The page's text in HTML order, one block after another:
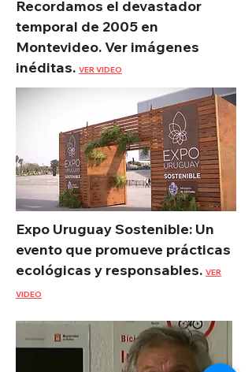
Recordamos el devastador
temporal de 2005 en
Montevideo. Ver imágenes
inéditas. VER VIDEO
Expo Uruguay Sostenible: Un
evento que promueve prácticas
ecológicas y responsables. VER
VIDEO